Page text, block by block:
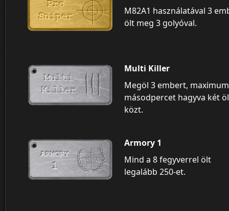
M82A1 használatával 3
ölt meg 3 golyóval.
Multi Killer
Megöl 3 embert,
másodpercet hagyva két
közt.
Armory 1
Mind a 8 fegyverrel ölt
legalább 250-et.